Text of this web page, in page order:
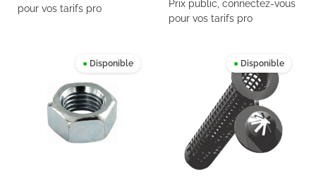
pour vos tarifs pro
Prix public, connectez-vous
pour vos tarifs pro
● Disponible ● Disponible